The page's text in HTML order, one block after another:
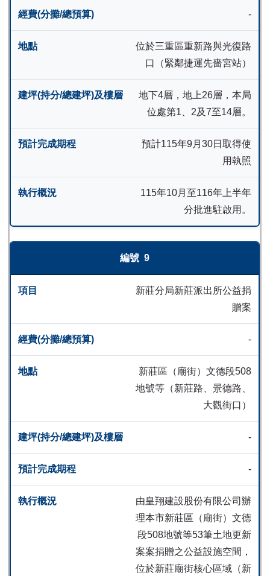
-
位於三重區重新路與光復路
口（緊鄰捷運先嗇宮站）
地下4層，地上26層，本局
位處第1、2及7至14層。
預計115年9月30日取得使
用執照
115年10月至116年上半年
分批進駐啟用。
9
新莊分局新莊派出所公益捐
贈案
-
新莊區（廟街）文德段508
地號等（新莊路、景德路、
大觀街口）
-
-
由皇翔建設股份有限公司辦
理本市新莊區（廟街）文德
段508地號等53筆土地更新
案案捐贈之公益設施空間，
位於新莊廟街核心區域（新